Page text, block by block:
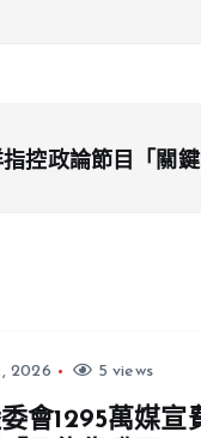
控政論節目「關鍵
, 2026 5 views
會1295萬媒宣